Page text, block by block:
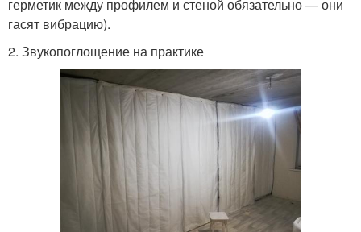
герметик между профилем и стеной обязательно — они
гасят вибрацию).
2. Звукопоглощение на практике